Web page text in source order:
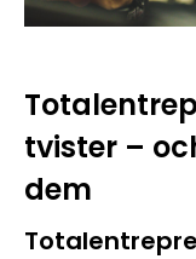
tvister –
dem